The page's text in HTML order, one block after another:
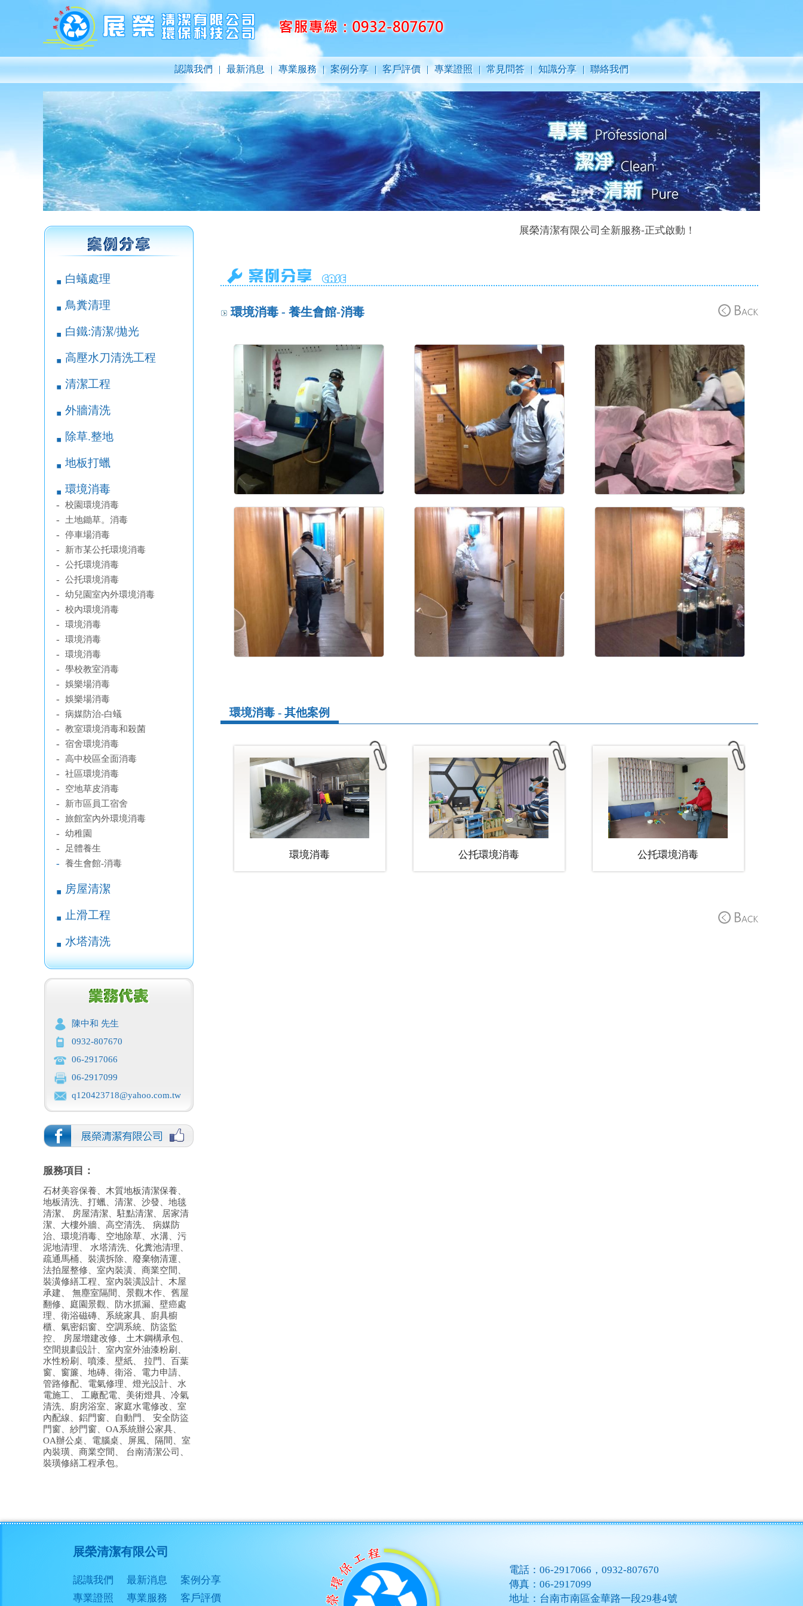
認識我們 | 最新消息 | 專業服務 | 案例分享 | 客戶評價 | 專業證照 | 常見問答 | 知識分享 | 聯絡我們
￭ 白蟻處理
￭ 鳥糞清理
￭ 白鐵:清潔/拋光
￭ 高壓水刀清洗工程
￭ 清潔工程
￭ 外牆清洗
￭ 除草.整地
￭ 地板打蠟
￭ 環境消毒
- 校園環境消毒
- 土地鋤草。消毒
- 停車場消毒
- 新市某公托環境消毒
- 公托環境消毒
- 公托環境消毒
- 幼兒園室內外環境消毒
- 校內環境消毒
- 環境消毒
- 環境消毒
- 環境消毒
- 學校教室消毒
- 娛樂場消毒
- 娛樂場消毒
- 病媒防治-白蟻
- 教室環境消毒和殺菌
- 宿舍環境消毒
- 高中校區全面消毒
- 社區環境消毒
- 空地草皮消毒
- 新市區員工宿舍
- 旅館室內外環境消毒
- 幼稚園
- 足體養生
- 養生會館-消毒
￭ 房屋清潔
￭ 止滑工程
￭ 水塔清洗
陳中和 先生
0932-807670
06-2917066
06-2917099
q120423718@yahoo.com.tw
服務項目：
石材美容保養、木質地板清潔保養、
地板清洗、打蠟、清潔、沙發、地毯
清潔、 房屋清潔、駐點清潔、居家清
潔、大樓外牆、高空清洗、 病媒防
治、環境消毒、空地除草、水溝、污
泥地清理、 水塔清洗、化糞池清理、
疏通馬桶、裝潢拆除、廢棄物清運、
法拍屋整修、室內裝潢、商業空間、
裝潢修繕工程、室內裝潢設計、木屋
承建、 無塵室隔間、景觀木作、舊屋
翻修、庭園景觀、防水抓漏、壁癌處
理、衛浴磁磚、系統家具、廚具櫥
櫃、氣密鋁窗、空調系統、防盜監
控、 房屋增建改修、土木鋼構承包、
空間規劃設計、室內室外油漆粉刷、
水性粉刷、噴漆、壁紙、 拉門、百葉
窗、窗簾、地磚、衛浴、電力申請、
管路修配、電氣修理、燈光設計、水
電施工、 工廠配電、美術燈具、冷氣
清洗、廚房浴室、家庭水電修改、室
內配線、鋁門窗、自動門、 安全防盜
門窗、紗門窗、OA系統辦公家具、
OA辦公桌、電腦桌、屏風、隔間、室
內裝璜、商業空間、 台南清潔公司、
裝璜修繕工程承包。
展榮清潔有限公司全新服務-正式啟動！
環境消毒 - 養生會館-消毒
環境消毒 - 其他案例
環境消毒 公托環境消毒 公托環境消毒
展榮清潔有限公司
認識我們 最新消息
案例分享
專業證照
專業服務 客戶評價
電話： 06-2917066，0932-807670
傳真： 06-2917099
地址： 台南市南區金華路一段29巷4號